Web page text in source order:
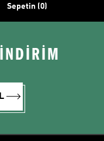
Sepetin (0)